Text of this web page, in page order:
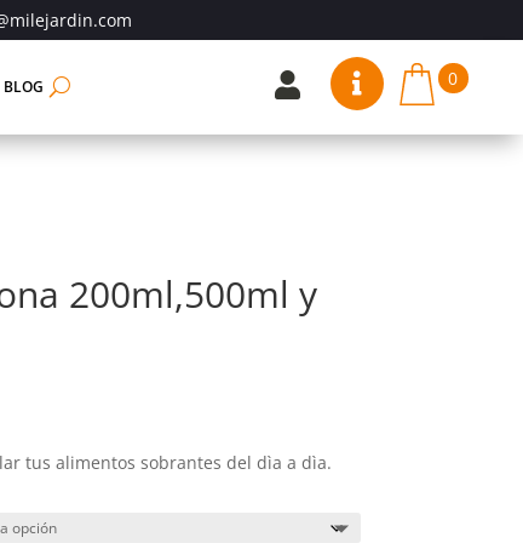
BLOG   0
200ml,500ml y
tus alimentos sobrantes del dìa a dìa.